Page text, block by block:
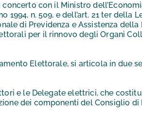
con il Ministro
n. 509, e dell’art. 21 ter della
di Previdenza e Assistenza della
per il rinnovo degli Organi
Elettorale, si articola in due
e le Delegate elettrici, che
dei componenti del Consiglio